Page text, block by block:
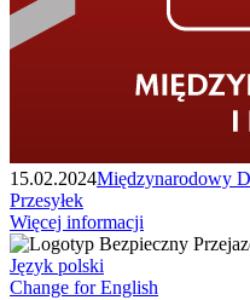
15.02.2024Międzynarodowy
Przesyłek
Więcej informacji
Język polski
Change for English